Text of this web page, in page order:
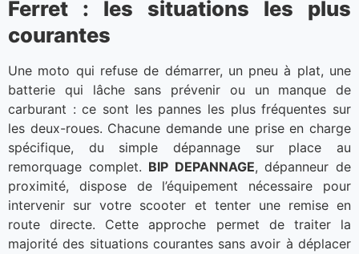
Ferret : les situations les plus
courantes
Une moto qui refuse de démarrer, un pneu à plat, une
batterie qui lâche sans prévenir ou un manque de
carburant : ce sont les pannes les plus fréquentes sur
les deux-roues. Chacune demande une prise en charge
spécifique, du simple dépannage sur place au
remorquage complet. BIP DEPANNAGE, dépanneur de
proximité, dispose de l’équipement nécessaire pour
intervenir sur votre scooter et tenter une remise en
route directe. Cette approche permet de traiter la
majorité des situations courantes sans avoir à déplacer